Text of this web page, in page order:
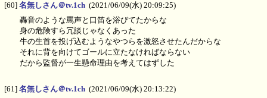
[60] 名無しさん＠tv.1ch (2021/06/09(水) 20:09:25)
轟音のような罵声と口笛を浴びてたからな
身の危険すら冗談じゃなくあった
牛の生首を投げ込むようなやつらを激怒させたんだからな
それに背を向けてゴールに立たなければならない
だから監督が一生懸命理由を考えてはずした
[61] 名無しさん＠tv.1ch (2021/06/09(水) 20:13:22)